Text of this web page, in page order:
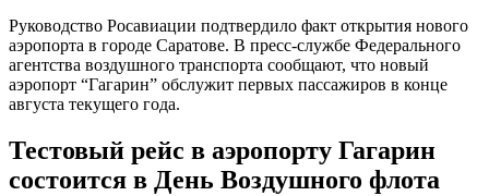
Руководство Росавиации подтвердило факт открытия нового
аэропорта в городе Саратове. В пресс-службе Федерального
агентства воздушного транспорта сообщают, что новый
аэропорт “Гагарин” обслужит первых пассажиров в конце
августа текущего года.
Тестовый рейс в аэропорту Гагарин
состоится в День Воздушного флота